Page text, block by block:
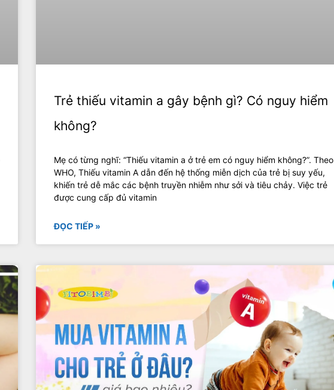
Trẻ thiếu vitamin a gây bệnh gì? Có nguy hiểm
không?
‍Mẹ có từng nghĩ: “Thiếu vitamin a ở trẻ em có nguy hiểm không?”. Theo
WHO, Thiếu vitamin A dẫn đến hệ thống miễn dịch của trẻ bị suy yếu,
khiến trẻ dễ mắc các bệnh truyền nhiễm như sởi và tiêu chảy. Việc trẻ
được cung cấp đủ vitamin
ĐỌC TIẾP »